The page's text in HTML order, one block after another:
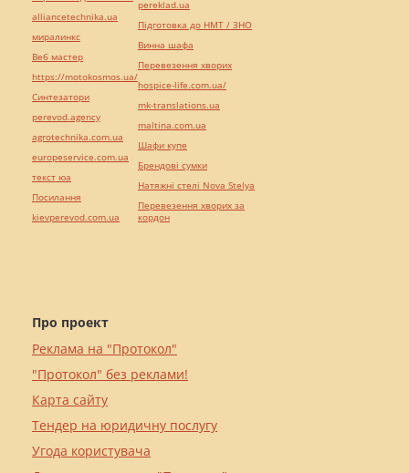
Про проект
Реклама на "Протокол"
"Протокол" без реклами!
Карта сайту
Тендер на юридичну послугу
Угода користувача
alliancetechnika.ua
миралинкс
Веб мастер
https://motokosmos.ua/
Синтезатори
perevod.agency
agrotechnika.com.ua
europeservice.com.ua
текст юа
Посилання
kievperevod.com.ua
pereklad.ua
Підготовка до НМТ / ЗНО
Винна шафа
Перевезення хворих
hospice-life.com.ua/
mk-translations.ua
maltina.com.ua
Шафи купе
Брендові сумки
Натяжні стелі Nova Stelya
Перевезення хворих за
кордон